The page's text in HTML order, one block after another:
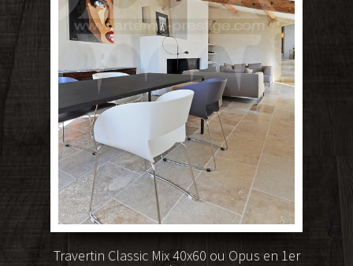
Travertin Classic Mix 40x60 ou Opus en 1er